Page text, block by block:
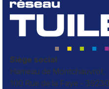
Siège social
Hameau de Montchauvrot,
100 Rue de la Faye -